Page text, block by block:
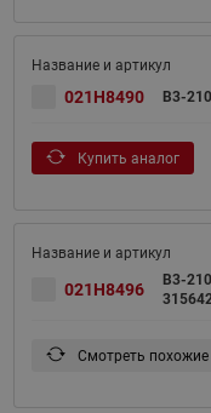
021H8490 B3-
Купить аналог
021H8496
B3-
Смотреть